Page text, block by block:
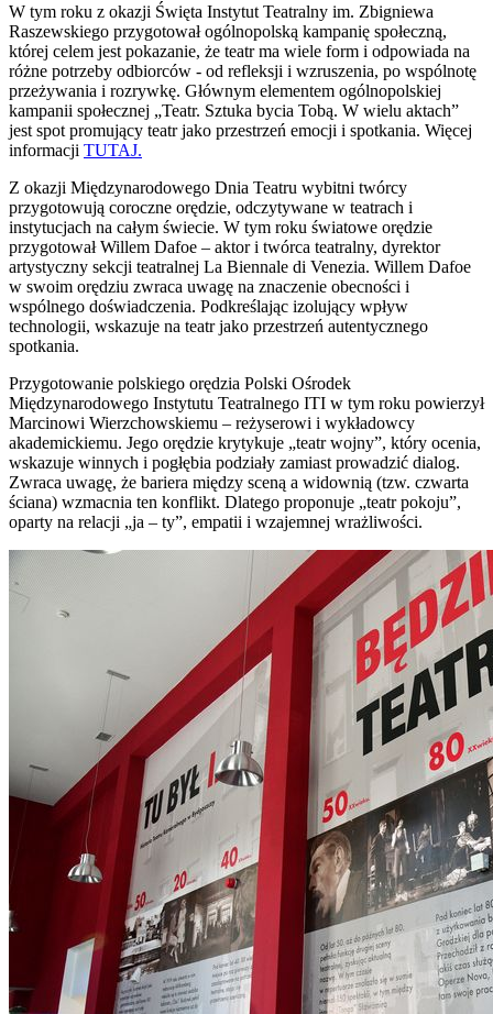
W tym roku z okazji Święta Instytut Teatralny im. Zbigniewa
Raszewskiego przygotował ogólnopolską kampanię społeczną,
której celem jest pokazanie, że teatr ma wiele form i odpowiada na
różne potrzeby odbiorców - od refleksji i wzruszenia, po wspólnotę
przeżywania i rozrywkę. Głównym elementem ogólnopolskiej
kampanii społecznej „Teatr. Sztuka bycia Tobą. W wielu aktach”
jest spot promujący teatr jako przestrzeń emocji i spotkania. Więcej
informacji TUTAJ.
Z okazji Międzynarodowego Dnia Teatru wybitni twórcy
przygotowują coroczne orędzie, odczytywane w teatrach i
instytucjach na całym świecie. W tym roku światowe orędzie
przygotował Willem Dafoe – aktor i twórca teatralny, dyrektor
artystyczny sekcji teatralnej La Biennale di Venezia. Willem Dafoe
w swoim orędziu zwraca uwagę na znaczenie obecności i
wspólnego doświadczenia. Podkreślając izolujący wpływ
technologii, wskazuje na teatr jako przestrzeń autentycznego
spotkania.
Przygotowanie polskiego orędzia Polski Ośrodek
Międzynarodowego Instytutu Teatralnego ITI w tym roku powierzył
Marcinowi Wierzchowskiemu – reżyserowi i wykładowcy
akademickiemu. Jego orędzie krytykuje „teatr wojny”, który ocenia,
wskazuje winnych i pogłębia podziały zamiast prowadzić dialog.
Zwraca uwagę, że bariera między sceną a widownią (tzw. czwarta
ściana) wzmacnia ten konflikt. Dlatego proponuje „teatr pokoju”,
oparty na relacji „ja – ty”, empatii i wzajemnej wrażliwości.